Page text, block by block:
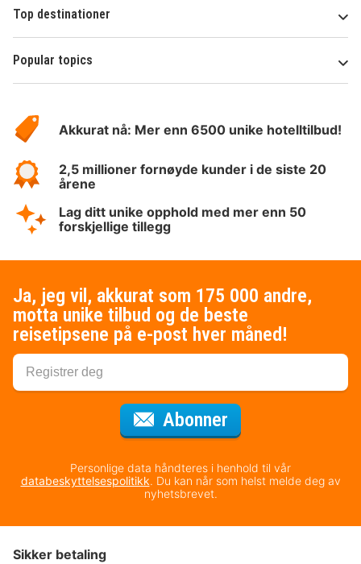
Top destinationer
Popular topics
Hotelspecials
Akkurat nå: Mer enn 6500 unike hotelltilbud!
2,5 millioner fornøyde kunder i de siste 20
årene
Lag ditt unike opphold med mer enn 50
forskjellige tillegg
Ja, jeg vil, akkurat som 175 000 andre,
motta unike tilbud og de beste
reisetipsene på e-post hver måned!
Abonner
Personlige data håndteres i henhold til vår
databeskyttelsespolitikk. Du kan når som helst melde deg av
nyhetsbrevet.
Sikker betaling